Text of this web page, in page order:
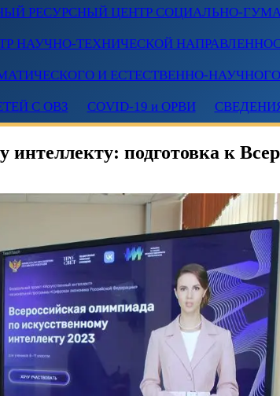
РЕСУРСНЫЙ ЦЕНТР СОЦИАЛЬНО-
НАУЧНО-ТЕХНИЧЕСКОЙ
И ЕСТЕСТВЕННО-
С ОВЗ COVID-19 и ОРВИ
подготовка к